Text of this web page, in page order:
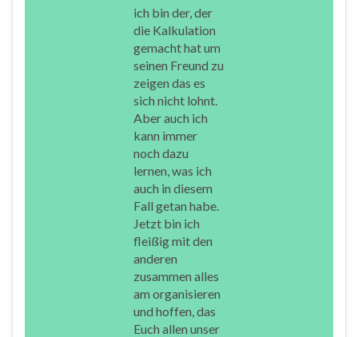
ich bin der, der
die Kalkulation
gemacht hat um
seinen Freund zu
zeigen das es
sich nicht lohnt.
Aber auch ich
kann immer
noch dazu
lernen, was ich
auch in diesem
Fall getan habe.
Jetzt bin ich
fleißig mit den
anderen
zusammen alles
am organisieren
und hoffen, das
Euch allen unser